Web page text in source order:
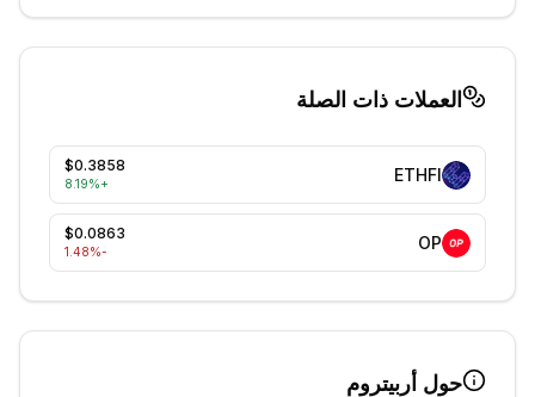
العملات ذات الصلة
ETHFI
$0.3858
+
8.19%
OP
$0.0863
-1.48
%
حول أربيتروم